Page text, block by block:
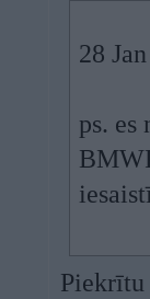
28
ps. es